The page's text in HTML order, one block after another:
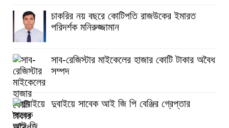
চাকরির নয় বছরে কোটিপতি রাজউকের ইমারত
পরিদর্শক মনিরুজ্জামান
সাব-রেজিস্টার মাইকেলের হাজার কোটি টাকার অবৈধ
সম্পদ
দুবাইয়ে সাবেক আই জি পি বেঞ্জির গ্রেপ্তার